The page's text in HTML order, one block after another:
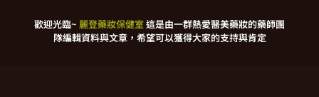
歡迎光臨~ 麗登藥妝保健室這是由一群熱愛醫美藥妝的藥師團
隊編輯資料與文章，希望可以獲得大家的支持與肯定